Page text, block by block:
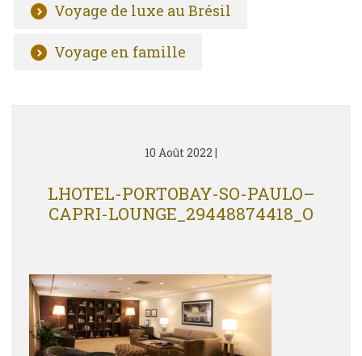
Voyage de luxe au Brésil
Voyage en famille
10 Août 2022 |
LHOTEL-PORTOBAY-SO-PAULO–
CAPRI-LOUNGE_29448874418_O